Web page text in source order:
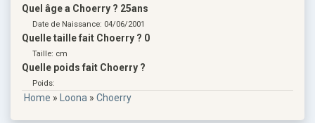
Quel âge a Choerry ? 25ans
Date de Naissance: 04/06/2001
Quelle taille fait Choerry ? 0
Taille: cm
Quelle poids fait Choerry ?
Poids:
Home » Loona » Choerry